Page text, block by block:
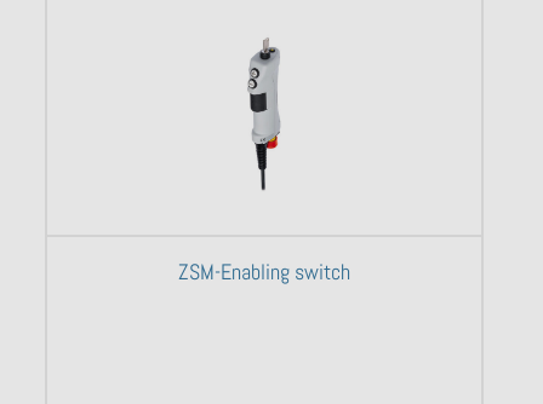
ZSM-Enabling switch